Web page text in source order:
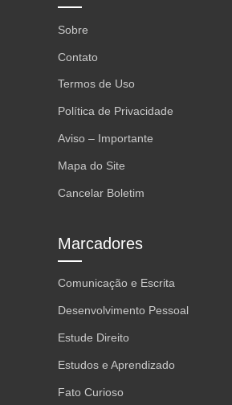
Sobre
Contato
Termos de Uso
Política de Privacidade
Aviso – Importante
Mapa do Site
Cancelar Boletim
Marcadores
Comunicação e Escrita
Desenvolvimento Pessoal
Estude Direito
Estudos e Aprendizado
Fato Curioso